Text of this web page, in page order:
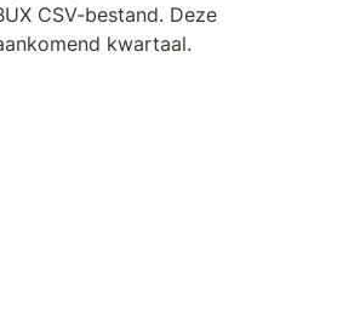
CSV-bestand. Deze
kwartaal.